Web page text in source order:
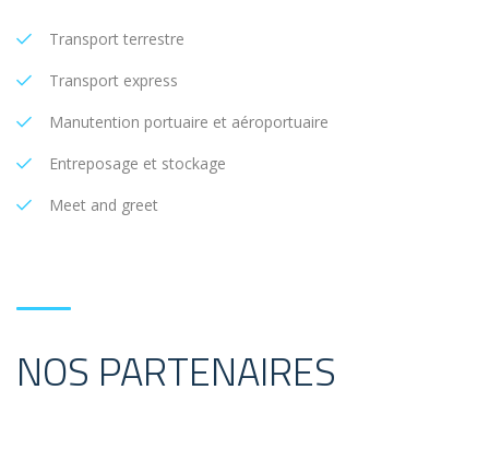
Transport terrestre
Transport express
Manutention portuaire et aéroportuaire
Entreposage et stockage
Meet and greet
NOS PARTENAIRES